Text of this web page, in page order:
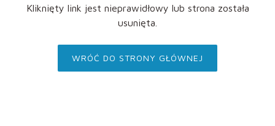
Kliknięty link jest nieprawidłowy lub strona została
usunięta.
WRÓĆ DO STRONY GŁÓWNEJ